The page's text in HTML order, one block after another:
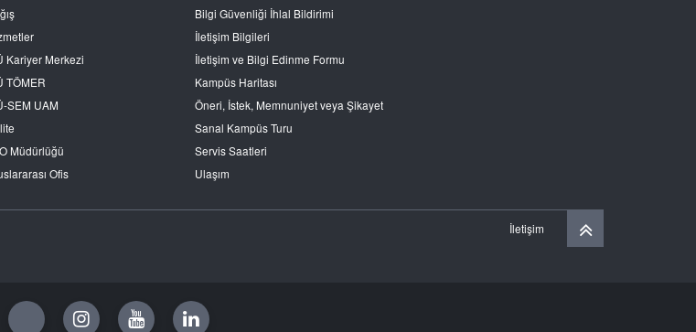
Kariyer Merkezi
TÖMER
SEM UAM
Müdürlüğü
Ofis
Bilgi Güvenliği İhlal Bildirimi
İletişim Bilgileri
İletişim ve Bilgi Edinme Formu
Kampüs Haritası
Öneri, İstek, Memnuniyet veya Şikayet
Sanal Kampüs Turu
Servis Saatleri
Ulaşım
İletişim